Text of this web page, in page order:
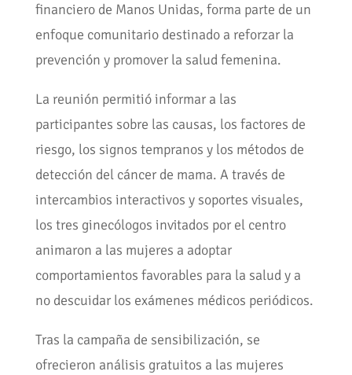
financiero de Manos Unidas, forma parte de un
enfoque comunitario destinado a reforzar la
prevención y promover la salud femenina.
La reunión permitió informar a las
participantes sobre las causas, los factores de
riesgo, los signos tempranos y los métodos de
detección del cáncer de mama. A través de
intercambios interactivos y soportes visuales,
los tres ginecólogos invitados por el centro
animaron a las mujeres a adoptar
comportamientos favorables para la salud y a
no descuidar los exámenes médicos periódicos.
Tras la campaña de sensibilización, se
ofrecieron análisis gratuitos a las mujeres